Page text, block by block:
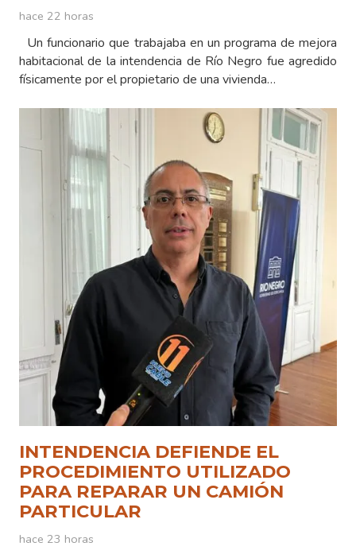
hace 22 horas
Un funcionario que trabajaba en un programa de mejora
habitacional de la intendencia de Río Negro fue agredido
físicamente por el propietario de una vivienda…
INTENDENCIA DEFIENDE EL
PROCEDIMIENTO UTILIZADO
PARA REPARAR UN CAMIÓN
PARTICULAR
hace 23 horas